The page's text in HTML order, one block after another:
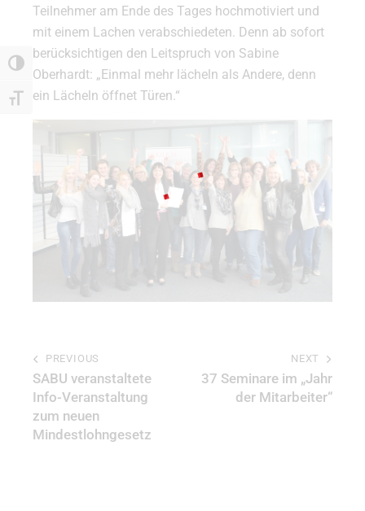
Umschalten auf hohe Kontraste
Schrift vergrößern
Teilnehmer am Ende des Tages hochmotiviert und
mit einem Lachen verabschiedeten. Denn ab sofort
berücksichtigen den Leitspruch von Sabine
Oberhardt: „Einmal mehr lächeln als Andere, denn
ein Lächeln öffnet Türen.“
PREVIOUS
SABU veranstaltete
Info-Veranstaltung
zum neuen
Mindestlohngesetz
NEXT
37 Seminare im „Jahr
der Mitarbeiter“